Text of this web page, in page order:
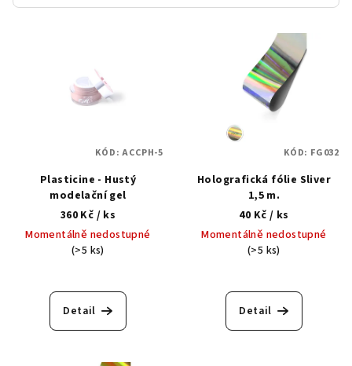
Plasticine - Hustý
modelační gel
360 Kč / ks
Momentálně nedostupné
(>5 ks)
Detail
KÓD:ACCPH-5
Holografická fólie Sliver
1,5 m.
40 Kč / ks
Momentálně nedostupné
(>5 ks)
Detail
KÓD: FG032